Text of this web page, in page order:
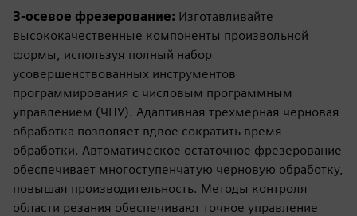
3-осевое фрезерование: Изготавливайте
высококачественные компоненты произвольной
формы, используя полный набор
усовершенствованных инструментов
программирования с числовым программным
управлением (ЧПУ). Адаптивная трехмерная черновая
обработка позволяет вдвое сократить время
обработки. Автоматическое остаточное фрезерование
обеспечивает многоступенчатую черновую обработку,
повышая производительность. Методы контроля
области резания обеспечивают точное управление